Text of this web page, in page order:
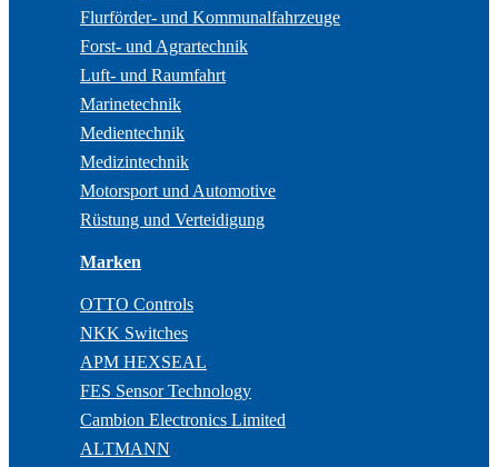
Flurförder- und Kommunalfahrzeuge
Forst- und Agrartechnik
Luft- und Raumfahrt
Marinetechnik
Medientechnik
Medizintechnik
Motorsport und Automotive
Rüstung und Verteidigung
Marken
OTTO Controls
NKK Switches
APM HEXSEAL
FES Sensor Technology
Cambion Electronics Limited
ALTMANN